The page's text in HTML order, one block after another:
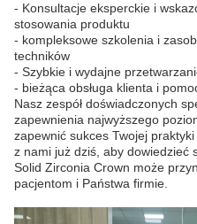
- Konsultacje eksperckie i
stosowania produktu
- kompleksowe szkolenia i
techników
- Szybkie i wydajne
- bieżąca obsługa klienta i
Nasz zespół doświadczonych
zapewnienia najwyższego
zapewnić sukces Twojej
z nami już dziś, aby dowiedzieć
Solid Zirconia Crown może
pacjentom i Państwa firmie.